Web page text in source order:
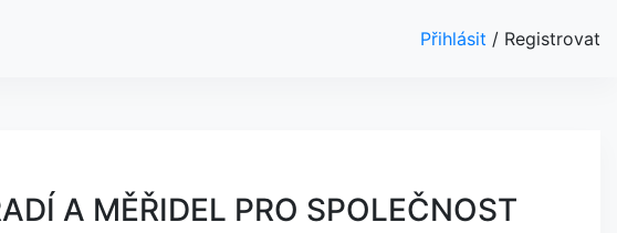
Přihlásit / Registrovat
A MĚŘIDEL PRO SPOLEČNOST